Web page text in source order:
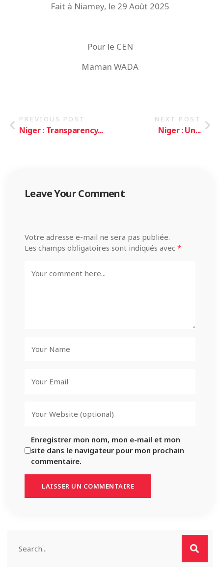
Fait à Niamey, le 29 Août 2025
Pour le CEN
Maman WADA
PREVIOUS POST
Niger : Transparency...
NEXT POST
Niger : Un...
Leave Your Comment
Votre adresse e-mail ne sera pas publiée.
Les champs obligatoires sont indiqués avec *
Enregistrer mon nom, mon e-mail et mon
site dans le navigateur pour mon prochain
commentaire.